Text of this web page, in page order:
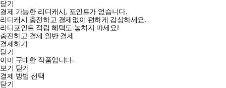
닫기
결제 가능한 리디캐시, 포인트가 없습니다.
리디캐시 충전하고 결제없이 편하게 감상하세요.
리디포인트 적립 혜택도 놓치지 마세요!
충전하고 결제 일반 결제
결제하기
닫기
이미 구매한 작품입니다.
보기 닫기
결제 방법 선택
닫기